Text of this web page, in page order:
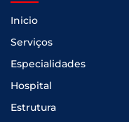
Inicio
Serviços
Especialidades
Hospital
Estrutura